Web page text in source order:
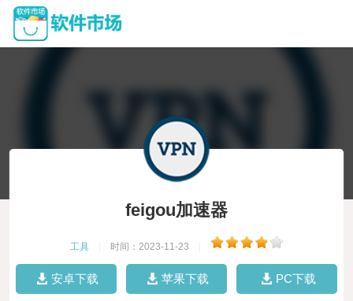
feigou加速器
工具 时间：2023-11-23
安卓下载 苹果下载 PC下载